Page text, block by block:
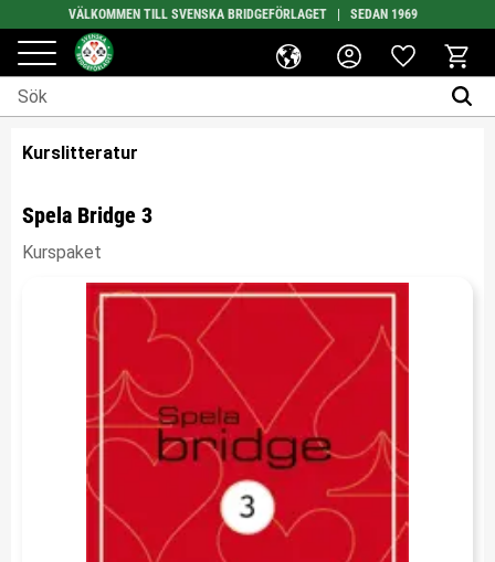
Meny
VÄLKOMMEN TILL SVENSKA BRIDGEFÖRLAGET | SEDAN 1969
BETALA SÄKERT VIA SWISH
Favoriter
Kurslitteratur
Spela Bridge 3
Kurspaket